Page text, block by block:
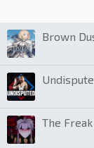
Brown
The